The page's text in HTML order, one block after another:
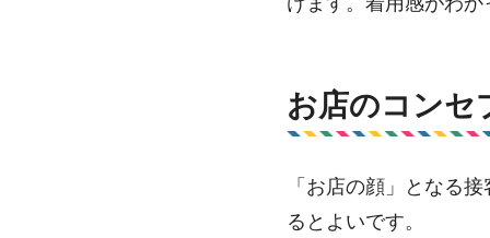
お店のコンセ
「お店の顔」となる
るとよいです。